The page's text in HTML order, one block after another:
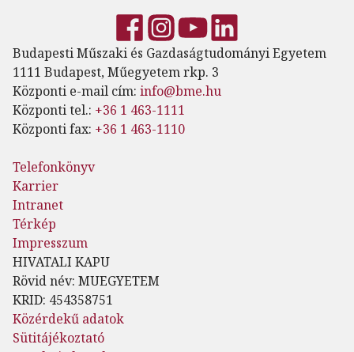
Budapesti Műszaki és Gazdaságtudományi Egyetem
1111 Budapest, Műegyetem rkp. 3
Központi e-mail cím: info@bme.hu
Központi tel.: +36 1 463-1111
Központi fax: +36 1 463-1110
Telefonkönyv
Karrier
Intranet
Térkép
Impresszum
HIVATALI KAPU
Rövid név: MUEGYETEM
KRID: 454358751
Közérdekű adatok
Sütitájékoztató